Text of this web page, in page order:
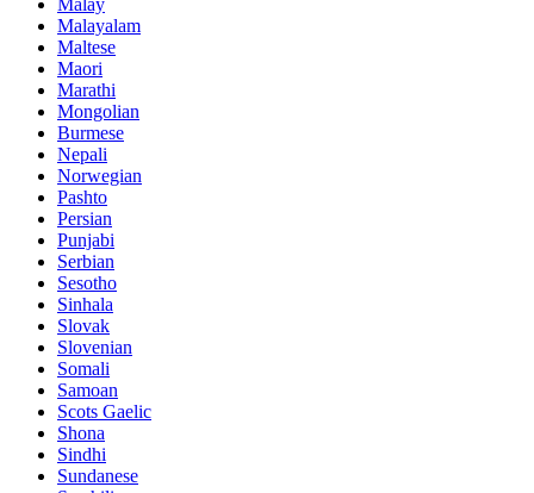
Malayalam
Maltese
Maori
Marathi
Mongolian
Burmese
Nepali
Norwegian
Pashto
Persian
Punjabi
Serbian
Sesotho
Sinhala
Slovak
Slovenian
Somali
Samoan
Scots Gaelic
Shona
Sindhi
Sundanese